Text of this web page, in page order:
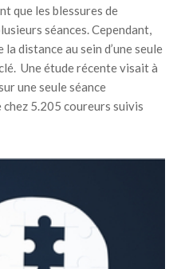
que les blessures de
séances. Cependant,
distance au sein d’une seule
Une étude récente visait à
une seule séance
5.205 coureurs suivis